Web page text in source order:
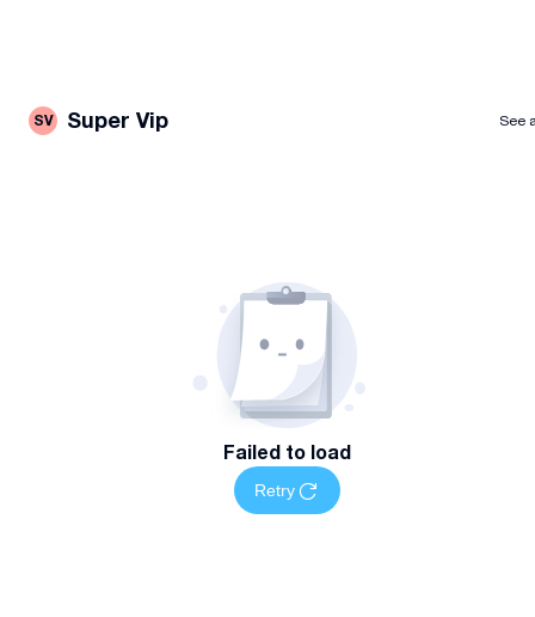
SV Super Vip See
Failed to load
Retry